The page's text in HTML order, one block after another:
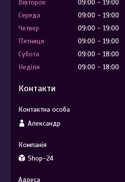
Вівторок
09:00
19:00
Середа
09:00
19:00
Четвер
09:00
19:00
Пʼятниця
09:00
19:00
Субота
09:00
18:00
Неділя
09:00 18:00
Контакти
Александр
Shop-24